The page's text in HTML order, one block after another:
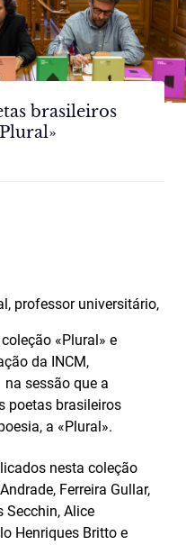
brasileiros
professor universitário,
«Plural» e
da INCM,
sessão que a
poetas brasileiros
a «Plural».
nesta coleção
Ferreira Gullar,
Secchin, Alice
Henriques Britto e